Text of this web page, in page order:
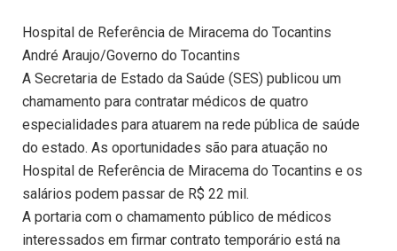
Hospital de Referência de Miracema do Tocantins
André Araujo/Governo do Tocantins
A Secretaria de Estado da Saúde (SES) publicou um
chamamento para contratar médicos de quatro
especialidades para atuarem na rede pública de saúde
do estado. As oportunidades são para atuação no
Hospital de Referência de Miracema do Tocantins e os
salários podem passar de R$ 22 mil.
A portaria com o chamamento público de médicos
interessados em firmar contrato temporário está na